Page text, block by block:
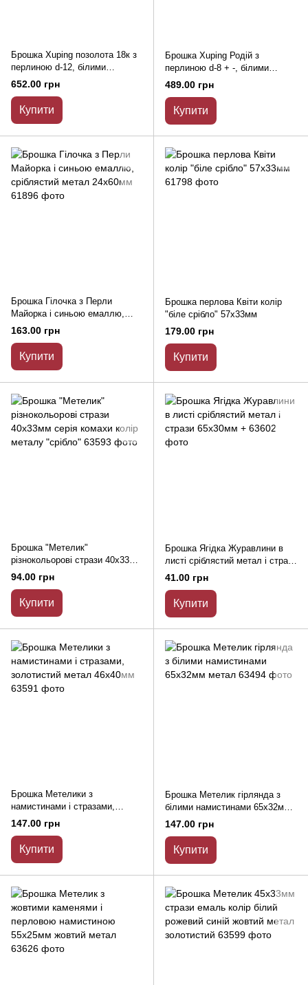
Брошка Xuping позолота 18к з
перлиною d-12, білими
каменями і стразами 50х35мм
652.00 грн
Купити
Брошка Xuping Родій з
перлиною d-8 + -, білими
каменями і стразами 33х31мм
489.00 грн
Купити
Брошка Гілочка з Перли
Майорка і синьою емаллю,
сріблястий метал 24х60мм
163.00 грн
Купити
Брошка перлова Квіти колір
"біле срібло" 57х33мм
179.00 грн
Купити
Брошка "Метелик"
різнокольорові стрази 40х33мм
серія комахи колір металу
"срібло"
94.00 грн
Купити
Брошка Ягідка Журавлини в
листі сріблястий метал і стрази
65х30мм +
41.00 грн
Купити
Брошка Метелики з
намистинами і стразами,
золотистий метал 46х40мм
147.00 грн
Купити
Брошка Метелик гірлянда з
білими намистинами 65х32мм
метал
147.00 грн
Купити